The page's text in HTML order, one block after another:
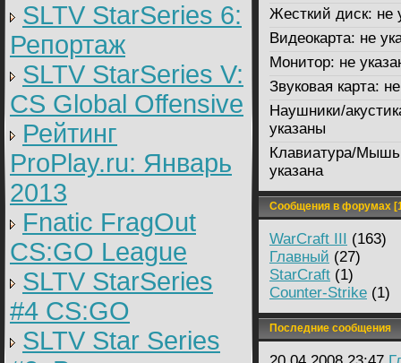
SLTV StarSeries 6:
Репортаж
SLTV StarSeries V:
CS Global Offensive
Рейтинг
ProPlay.ru: Январь
2013
Fnatic FragOut
CS:GO League
SLTV StarSeries
#4 CS:GO
SLTV Star Series
Жесткий диск: не
Видеокарта: не
Монитор: не
Звуковая карта:
Наушники/
указаны
Клавиатура/
указана
Сообщения в форумах
WarCraft III (163)
Главный (27)
StarCraft (1)
Counter-Strike (1)
Последние сообщения